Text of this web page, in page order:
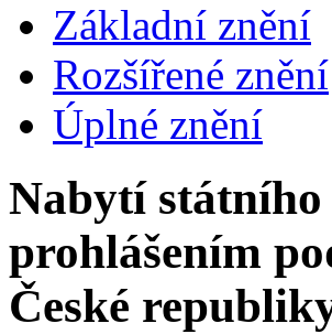
Základní znění
Rozšířené znění
Úplné znění
Nabytí
prohlášením
České